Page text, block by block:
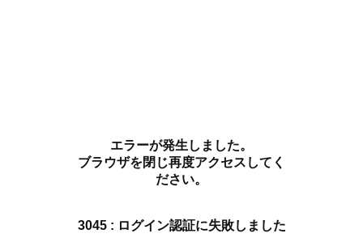
エラーが発生しました。
ブラウザを閉じ再度アクセスしてく
ださい。
3045 : ログイン認証に失敗しました